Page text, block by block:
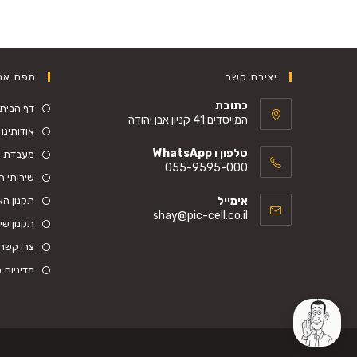
יצירת קשר
כתובת
המייסדים 41 קניון אבן יהודה
טלפון ו WhatsApp
055-9595-000
in
אימייל
shay@pic-cell.co.il
Opens
מפת
דף הבית
אודותינו
מעבדת
שירותי
תקנון
תקנון
צרו קשר